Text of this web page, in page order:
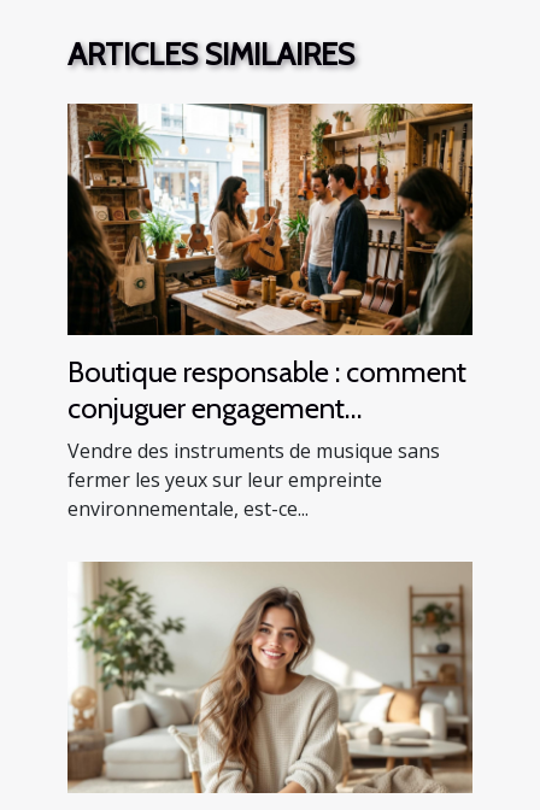
ARTICLES SIMILAIRES
Boutique responsable : comment
conjuguer engagement
écologique et vente
d’instruments
Vendre des instruments de musique sans
fermer les yeux sur leur empreinte
environnementale, est-ce...